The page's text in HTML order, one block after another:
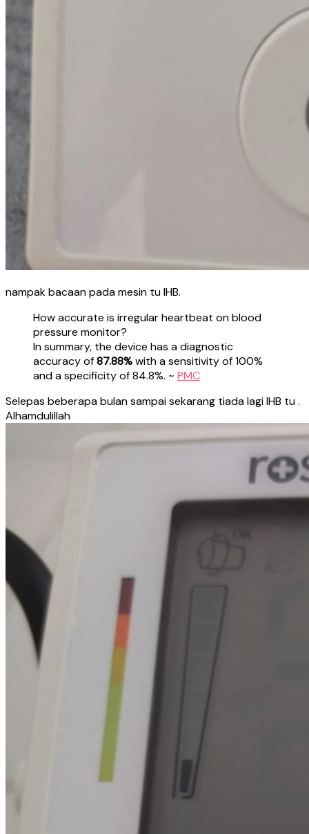
nampak bacaan pada mesin tu IHB.
How accurate is irregular heartbeat on blood
pressure monitor?
In summary, the device has a diagnostic
accuracy of87.88%with a sensitivity of 100%
and a specificity of 84.8%. ~ PMC
Selepas beberapa bulan sampai sekarang tiada lagi IHB tu .
Alhamdulillah